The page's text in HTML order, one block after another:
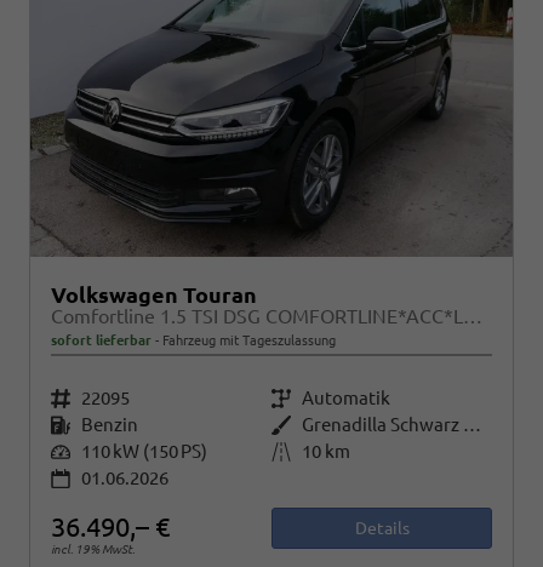
Volkswagen Touran
Comfortline 1.5 TSI DSG COMFORTLINE*ACC*LED*PDC*KAMERA*NAVI*SHZ* 7-SITZER 17-ZOLL
sofort lieferbar Fahrzeug mit Tageszulassung
Fahrzeugnr. 22095 Getriebe Automatik
Kraftstoff Benzin Außenfarbe
Grenadilla Schwarz Metallic
Leistung 110 kW (150 PS) Kilometerstand
10 km
01.06.2026
36.490,– €
incl. 19% MwSt.
Details